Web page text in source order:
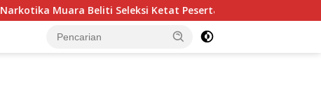
Peserta Magang, Hanya Talenta Berintegritas yang Lolos.